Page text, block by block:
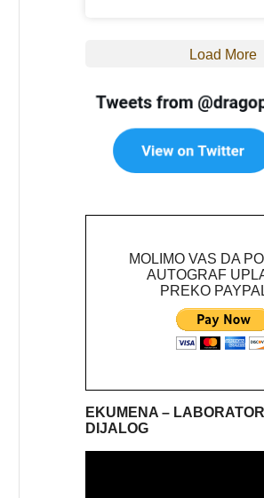
Load More
MOLIMO VAS DA
AUTOGRAF
PREKO
EKUMENA –
DIJALOG